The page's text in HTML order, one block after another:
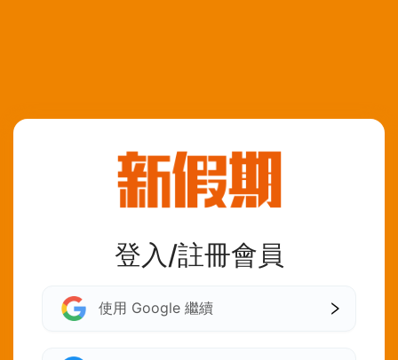
登入/註冊會員
使用 Google 繼續